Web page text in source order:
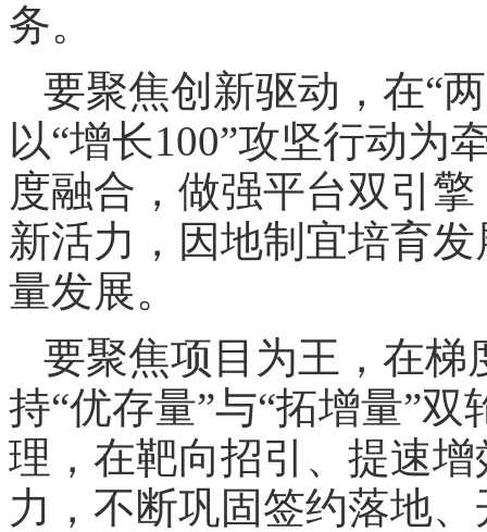
务。
要聚焦创新驱动，在“
以“增长100”攻坚行动为
度融合，做强平台双引
新活力，因地制宜培育
量发展。
要聚焦项目为王，在梯
持“优存量”与“拓增量”
理，在靶向招引、提速
力，不断巩固签约落地